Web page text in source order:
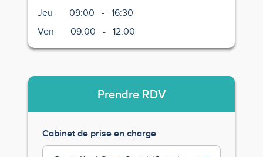
Jeu
09:00 -
16:30
Ven
09:00 - 12:00
Prendre RDV
Cabinet de prise en charge